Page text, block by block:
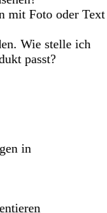
mit Foto oder Text
Wie stelle ich
passt?
in